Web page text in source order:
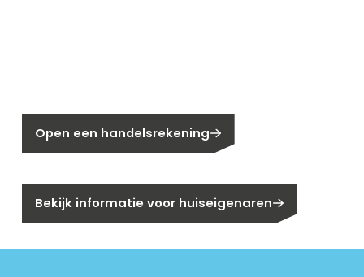
Open een handelsrekening
Bekijk informatie voor huiseigenaren